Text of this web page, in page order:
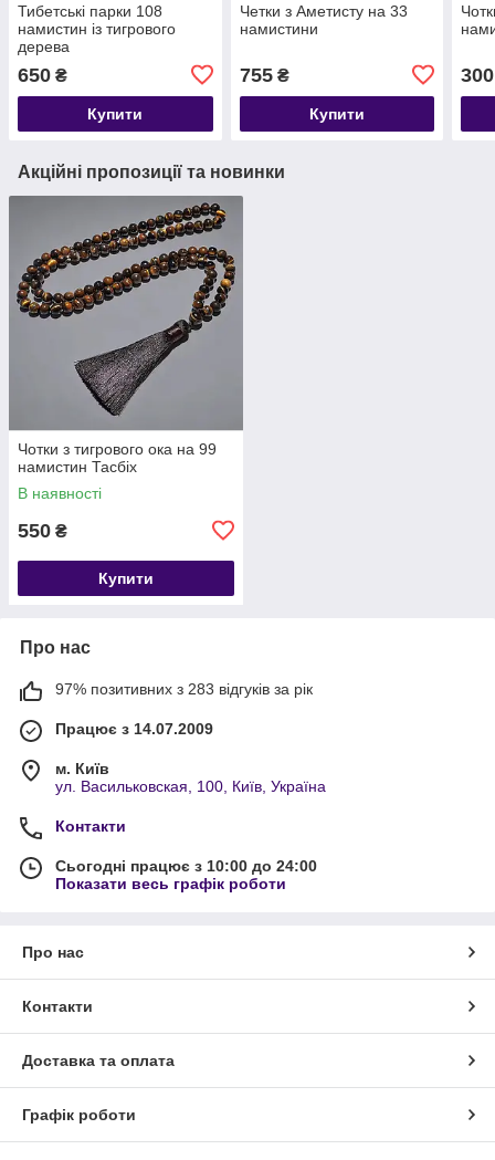
Тибетські парки 108
намистин із тигрового
дерева
650 ₴
Купити
Четки з Аметисту на 33
намистини
755₴
Купити
300
Акційні пропозиції та новинки
Чотки з тигрового ока на 99
намистин Тасбіх
В наявності
550 ₴
Купити
Про нас
97% позитивних з 283 відгуків за рік
Працює з 14.07.2009
м. Київ
ул. Васильковская, 100, Київ, Україна
Контакти
Сьогодні працює з 10:00 до 24:00
Показати весь графік роботи
Про нас
Контакти
Доставка та оплата
Графік роботи